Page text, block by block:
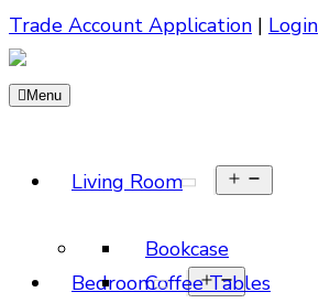
Trade Account Application | Login
Menu
Living Room
menu
Bookcase
Coffee Tables
Bedroom
Open
menu